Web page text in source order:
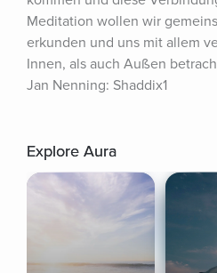
Meditation wollen wir
erkunden und uns mit allem
Innen, als auch Außen
Jan Nenning: Shaddix1
Explore Aura